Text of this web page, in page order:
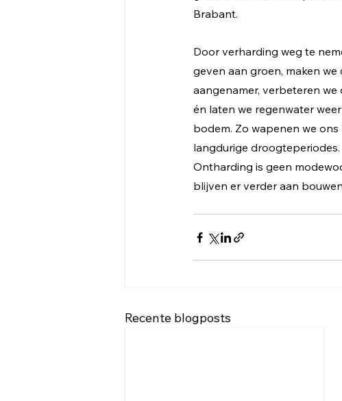
Brabant.
Door verharding weg te
geven aan groen, maken we
aangenamer, verbeteren we
én laten we regenwater
bodem. Zo wapenen we
langdurige droogteperiodes.
Ontharding is geen
blijven er verder aan
Recente blogposts